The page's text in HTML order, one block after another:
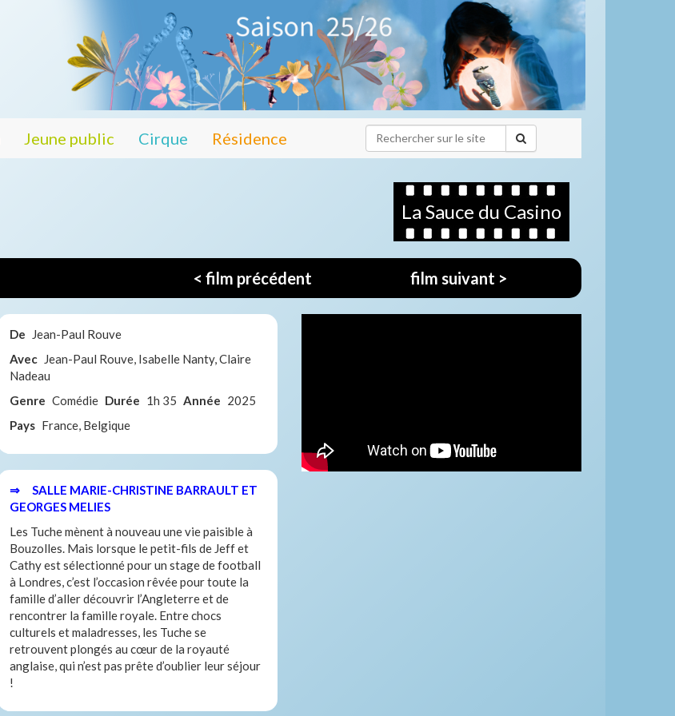
Jeune public Cirque Résidence
La Sauce du Casino
< film précédent film suivant >
De
Jean-Paul Rouve
Avec Jean-Paul Rouve, Isabelle Nanty, Claire
Nadeau
Genre Comédie Durée 1h 35 Année 2025
Pays France, Belgique
⇒ SALLE MARIE-CHRISTINE BARRAULT ET
GEORGES MELIES
Les Tuche mènent à nouveau une vie paisible à
Bouzolles. Mais lorsque le petit-fils de Jeff et
Cathy est sélectionné pour un stage de football
à Londres, c’est l’occasion rêvée pour toute la
famille d’aller découvrir l’Angleterre et de
rencontrer la famille royale. Entre chocs
culturels et maladresses, les Tuche se
retrouvent plongés au cœur de la royauté
anglaise, qui n’est pas prête d’oublier leur séjour
!